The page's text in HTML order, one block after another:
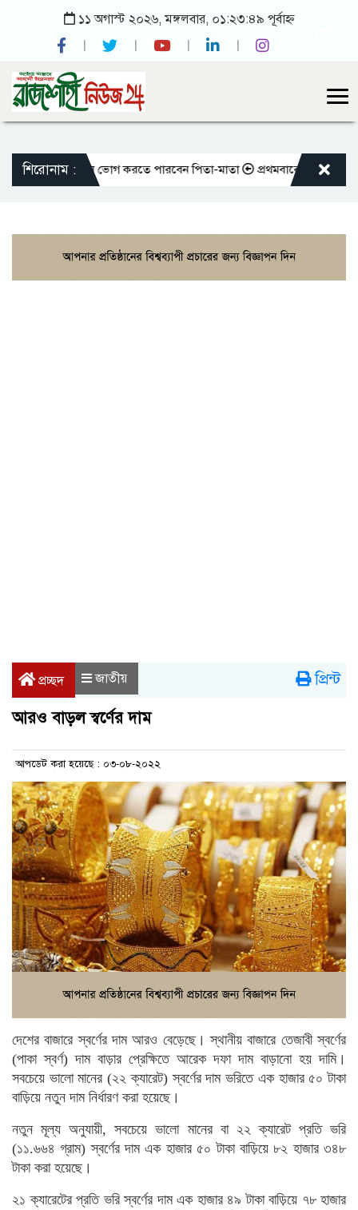
১১ অগাস্ট ২০২৬, মঙ্গলবার, ০১:২৩:৪৯ পূর্বাহ্ন
শিরোনাম :
আজীবন ভোগ করতে পারবেন পিতা-মাতা প্রথমবারের মতো এমপিওভুক্ত
প্রচ্ছদ জাতীয় প্রিন্ট
আরও বাড়ল স্বর্ণের দাম
আপডেট করা হয়েছে : ০৩-০৮-২০২২
দেশের বাজারে স্বর্ণের দাম আরও বেড়েছে। স্থানীয় বাজারে তেজাবী স্বর্ণের
(পাকা স্বর্ণ) দাম বাড়ার প্রেক্ষিতে আরেক দফা দাম বাড়ানো হয় দামি।
সবচেয়ে ভালো মানের (২২ ক্যারেট) স্বর্ণের দাম ভরিতে এক হাজার ৫০ টাকা
বাড়িয়ে নতুন দাম নির্ধারণ করা হয়েছে।
নতুন মূল্য অনুযায়ী, সবচেয়ে ভালো মানের বা ২২ ক্যারেট প্রতি ভরি
(১১.৬৬৪ গ্রাম) স্বর্ণের দাম এক হাজার ৫০ টাকা বাড়িয়ে ৮২ হাজার ৩৪৮
টাকা করা হয়েছে।
২১ ক্যারেটের প্রতি ভরি স্বর্ণের দাম এক হাজার ৪৯ টাকা বাড়িয়ে ৭৮ হাজার